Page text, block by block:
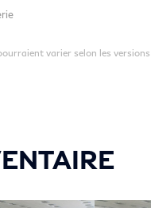
varier selon les